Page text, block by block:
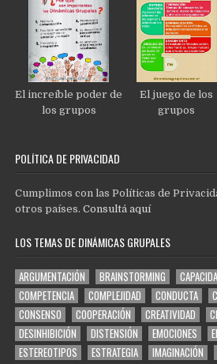
El increíble poder de
los grupos
El juego de los
grupos
POLÍTICA DE PRIVACIDAD
Cumplimos con las Políticas de
otros países.Consultá aquí
LOS TEMAS DE DINÁMICAS GRUPALES
ARGUMENTACIÓN BRAINSTORMING
COMPETENCIA
COMPLEJIDAD CONDUCTA
CONSENSO
COOPERACIÓN CREATIVIDAD
DESINHIBICIÓN
DISTENSIÓN EMOCIONES
ESTEREOTIPOS
ESTRATEGIA IMAGINACIÓN